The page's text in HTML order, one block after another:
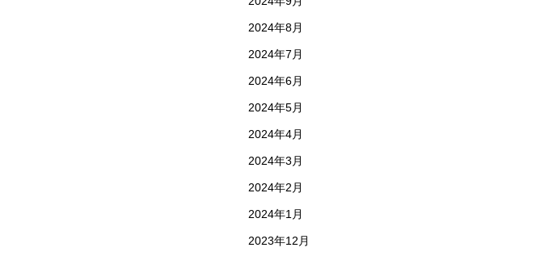
2024年8月
2024年7月
2024年6月
2024年5月
2024年4月
2024年3月
2024年2月
2024年1月
2023年12月